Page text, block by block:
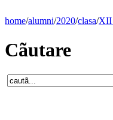
home/alumni/2020/clasa/XII
Cãutare